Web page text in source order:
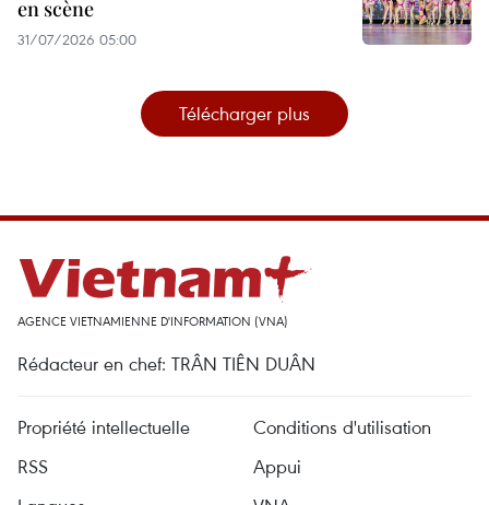
en scène
31/07/2026 05:00
Télécharger plus
AGENCE VIETNAMIENNE D'INFORMATION (VNA)
Rédacteur en chef: TRÂN TIÊN DUÂN
Propriété intellectuelle
Conditions d'utilisation
RSS
Appui